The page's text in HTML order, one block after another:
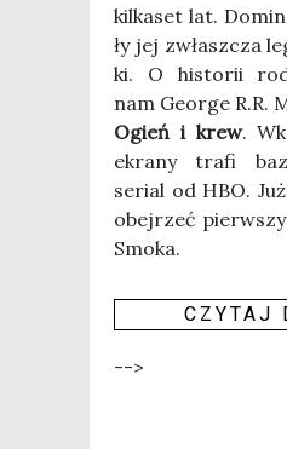
kil­ka­set lat.
ły jej zwłasz­cza
ki. O histo­rii
nam Geo­r­ge R.R.
Ogień i krew.
ekra­ny tra­fi
serial od HBO.
obej­rzeć
Smo­ka.
CZY­TAJ
-->